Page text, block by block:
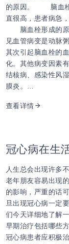
的原因。 脑血栓
直很高，患者病急
脑血栓形成的原
见血管病变是动脉
其次引起脑血栓的
化。其他病变因素
结核病、感染性风
膜炎。…
查看详情
冠心病在生
人生总会出现许多
老年朋友容易出现
的影响，严重的话
旦出现冠心病一定
们今天详细地了
早期治疗包括哪些
冠心病患者应积极